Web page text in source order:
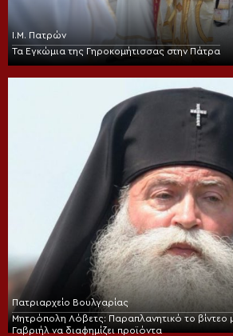
Ι.Μ. Πατρών
Τα Εγκώμια της Γηροκομήτισσας στην Πάτρα
Πατριαρχείο Βουλγαρίας
Μητρόπολη Λόβετς: Παραπλανητικό το βίντεο
Γαβριήλ να διαφημίζει προϊόντα